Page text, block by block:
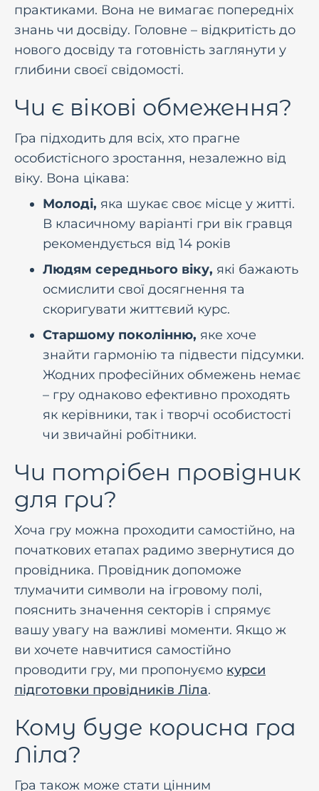
практиками. Вона не вимагає попереднiх
знань чи досвiду. Головне – вiдкритiсть до
нового досвiду та готовнiсть заглянути у
глибини своєї свiдомостi.
Чи є вікові обмеження?
Гра підходить для всіх, хто прагне
особистісного зростання, незалежно від
віку. Вона цікава:
Молоді, яка шукає своє місце у житті.
В класичному варіанті гри вік гравця
рекомендується від 14 років
Людям середнього віку, які бажають
осмислити свої досягнення та
скоригувати життєвий курс.
Старшому поколінню, яке хоче
знайти гармонію та підвести підсумки.
Жодних професійних обмежень немає
– гру однаково ефективно проходять
як керівники, так і творчі особистості
чи звичайні робітники.
Чи потрiбен провiдник
для гри?
Хоча гру можна проходити самостiйно, на
початкових етапах радимо звернутися до
провiдника. Провiдник допоможе
тлумачити символи на iгровому полi,
пояснить значення секторiв i спрямує
вашу увагу на важливi моменти. Якщо ж
ви хочете навчитися самостiйно
проводити гру, ми пропонуємо курси
пiдготовки провiдникiв Ліла.
Кому буде корисна гра
Ліла?
Гра також може стати цiнним